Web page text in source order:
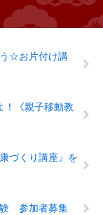
う☆お片付け講
！《親子移動教
づくり講座』を
験 参加者募集